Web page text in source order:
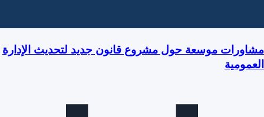
مشاورات موسعة حول مشروع قانون جديد لتحديث الإدارة
العمومية